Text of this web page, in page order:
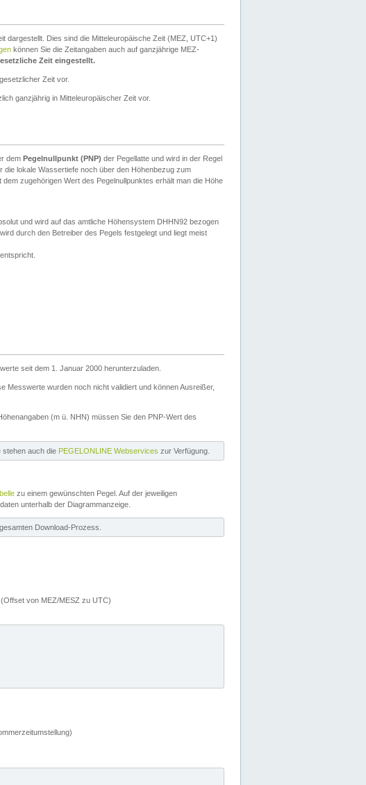
dargestellt. Dies sind die Mitteleuropäische Zeit (MEZ, UTC+1)
können Sie die Zeitangaben auch auf ganzjährige MEZ-
Zeit eingestellt.
Zeit vor.
ganzjährig in Mitteleuropäischer Zeit vor.
dem Pegelnullpunkt (PNP) der Pegellatte und wird in der Regel
lokale Wassertiefe noch über den Höhenbezug zum
zugehörigen Wert des Pegelnullpunktes erhält man die Höhe
und wird auf das amtliche Höhensystem DHHN92 bezogen
durch den Betreiber des Pegels festgelegt und liegt meist
seit dem 1. Januar 2000 herunterzuladen.
Messwerte wurden noch nicht validiert und können Ausreißer,
(m ü. NHN) müssen Sie den PNP-Wert des
stehen auch die PEGELONLINE Webservices zur Verfügung.
zu einem gewünschten Pegel. Auf der jeweiligen
unterhalb der Diagrammanzeige.
Download-Prozess.
von MEZ/MESZ zu UTC)